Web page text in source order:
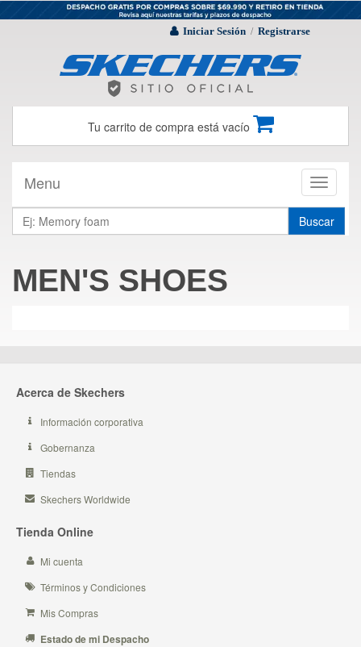
Iniciar Sesión / Registrarse
Tu carrito de compra está vacío
Toggle
Menu
Buscar
MEN'S SHOES
Acerca de Skechers
Información corporativa
Gobernanza
Tiendas
Skechers Worldwide
Tienda Online
Mi cuenta
Términos y Condiciones
Mis Compras
Estado de mi Despacho